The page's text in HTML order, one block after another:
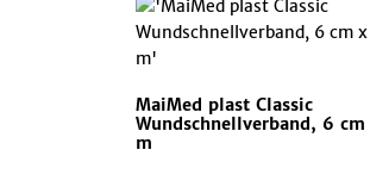
MaiMed plast Classic
Wundschnellverband, 6 cm
m